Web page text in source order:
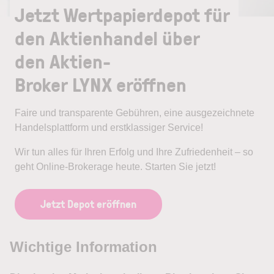
Jetzt Wertpapierdepot für
den Aktienhandel über
den Aktien-
Broker LYNX eröffnen
Faire und transparente Gebühren, eine ausgezeichnete
Handelsplattform und erstklassiger Service!
Wir tun alles für Ihren Erfolg und Ihre Zufriedenheit – so
geht Online-Brokerage heute. Starten Sie jetzt!
Jetzt Depot eröffnen